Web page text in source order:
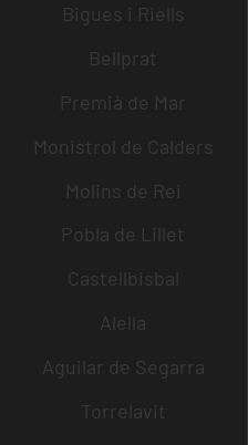
Bigues i Riells
Bellprat
Premià de Mar
Monistrol de Calders
Molins de Rei
Pobla de Lillet
Castellbisbal
Alella
Aguilar de Segarra
Torrelavit